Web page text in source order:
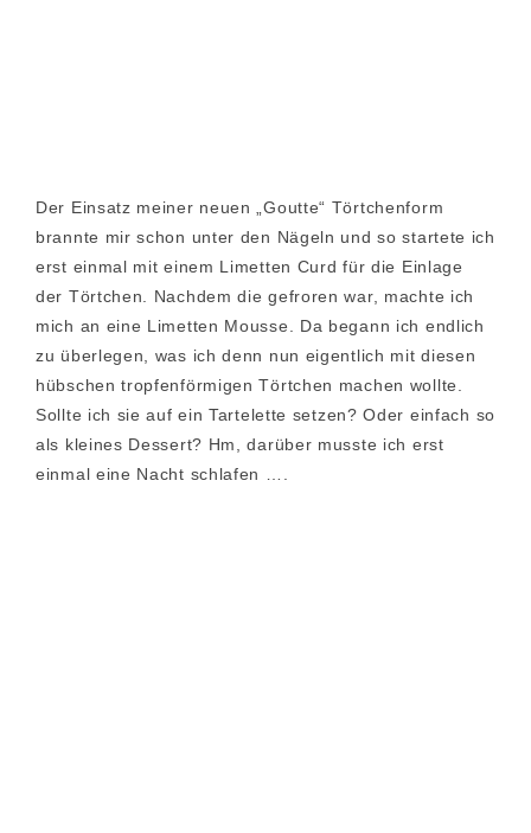
Der Einsatz meiner neuen „Goutte“ Törtchenform
brannte mir schon unter den Nägeln und so startete ich
erst einmal mit einem Limetten Curd für die Einlage
der Törtchen. Nachdem die gefroren war, machte ich
mich an eine Limetten Mousse. Da begann ich endlich
zu überlegen, was ich denn nun eigentlich mit diesen
hübschen tropfenförmigen Törtchen machen wollte.
Sollte ich sie auf ein Tartelette setzen? Oder einfach so
als kleines Dessert? Hm, darüber musste ich erst
einmal eine Nacht schlafen ….